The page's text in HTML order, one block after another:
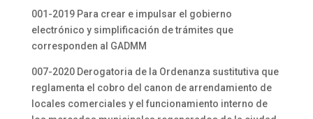
001-2019 Para crear e impulsar el gobierno
electrónico y simplificación de trámites que
corresponden al GADMM
007-2020 Derogatoria de la Ordenanza sustitutiva que
reglamenta el cobro del canon de arrendamiento de
locales comerciales y el funcionamiento interno de